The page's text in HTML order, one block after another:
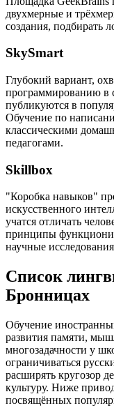
двухмерные и
создания, подбирать
SkySmart
Глубокий вариант,
программированию в
публикуются в
Обучение по
классическими
педагогами.
Skillbox
"Коробка навыков"
искусственного
учатся отличать
принципы
научные
Список
Бронницах
Обучение
развития памяти,
многозадачности у
ограничиваться
расширять кругозор
культуру. Ниже
посвящённых